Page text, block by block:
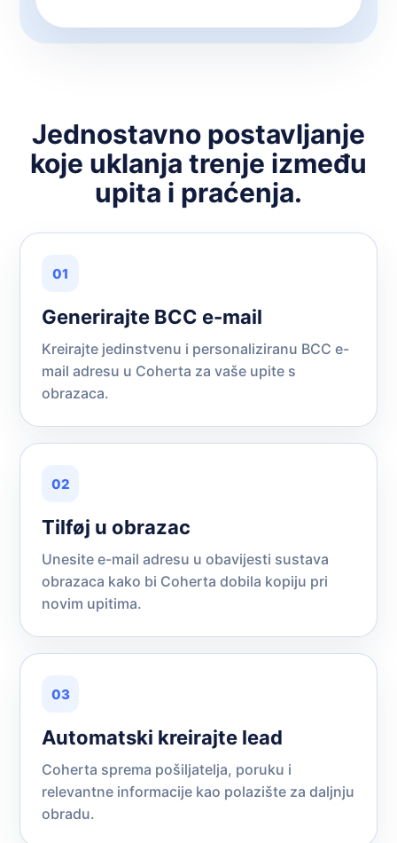
Jednostavno postavljanje
koje uklanja trenje između
upita i praćenja.
01
Generirajte BCC e-mail
Kreirajte jedinstvenu i personaliziranu BCC e-
mail adresu u Coherta za vaše upite s
obrazaca.
02
Tilføj u obrazac
Unesite e-mail adresu u obavijesti sustava
obrazaca kako bi Coherta dobila kopiju pri
novim upitima.
03
Automatski kreirajte lead
Coherta sprema pošiljatelja, poruku i
relevantne informacije kao polazište za daljnju
obradu.